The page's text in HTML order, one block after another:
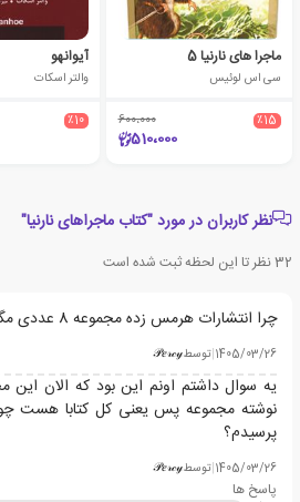
ماجرا های نارنیا 5
سی اس لوئیس
٪15 600،000
510،000
آیوانهو
والتر اسکات
٪10
نظر کاربران در مورد "کتاب ماجراهای نارنیا"
32نظر تا این لحظه ثبت شده است
چرا انتشارات هرمس زده مجموعه 8 عددی مگه 7 تا نیست؟
1405/03/26
|توسط𝒫𝑒𝓇𝒸𝓎
یه سوال داشتم اونم این بود که الان این
نوشته مجموعه پس یعنی کل کتابا هست
پرسیدم؟
1405/03/26
|توسط𝒫𝑒𝓇𝒸𝓎
پاسخ ها